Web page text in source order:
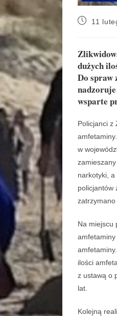
11
dużych
Do spraw
wsparte
Policjanci z
w
narkotyki,
policjantów
zatrzymano
Na miejscu
amfetaminy
ilości
z ustawą o
lat.
Kolejną